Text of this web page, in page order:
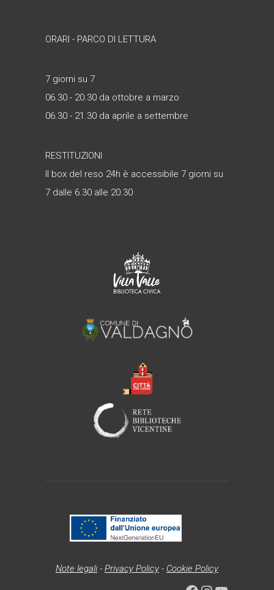
ORARI - PARCO DI LETTURA
7 giorni su 7
06.30 - 20.30 da ottobre a marzo
06.30 - 21.30 da aprile a settembre
RESTITUZIONI
Il box del reso 24h è accessibile 7 giorni su
7 dalle 6.30 alle 20.30
Note legali - Privacy Policy - Cookie Policy